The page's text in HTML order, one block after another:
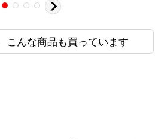
こんな商品も買っています